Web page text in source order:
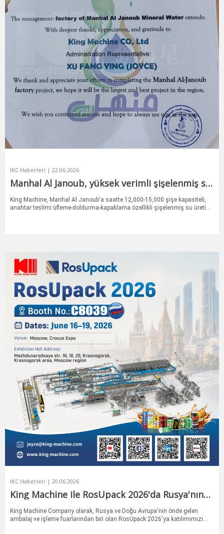
IKC Haberleri | 22.06.2026
Manhal Al Janoub, yüksek verimli şişelenmiş su
ortaklık kurdu.
King Machine, Manhal Al Janoub'a saatte 12,000-15,000 şişe kapasiteli,
anahtar teslimi üfleme-doldurma-kapaklama özellikli şişelenmiş su üretim
IKC Haberleri | 20.06.2026
King Machine ile RosUpack 2026'da Rusya'nın
King Machine Company olarak, Rusya ve Doğu Avrupa'nın önde gelen
ambalaj ve işleme fuarlarından biri olan RosUpack 2026'ya katılımımızı